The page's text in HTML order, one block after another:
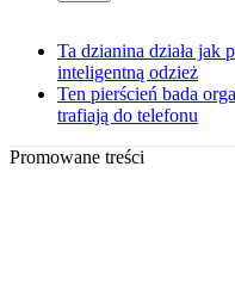
Ta dzianina działa jak
inteligentną odzież
Ten pierścień bada
trafiają do telefonu
Promowane treści